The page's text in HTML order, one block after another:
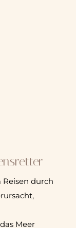
durch
Meer